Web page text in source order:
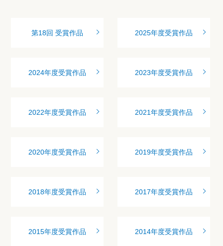
第18回 受賞作品 2025年度受賞作品
2024年度受賞作品 2023年度受賞作品
2022年度受賞作品 2021年度受賞作品
2020年度受賞作品 2019年度受賞作品
2018年度受賞作品 2017年度受賞作品
2015年度受賞作品 2014年度受賞作品